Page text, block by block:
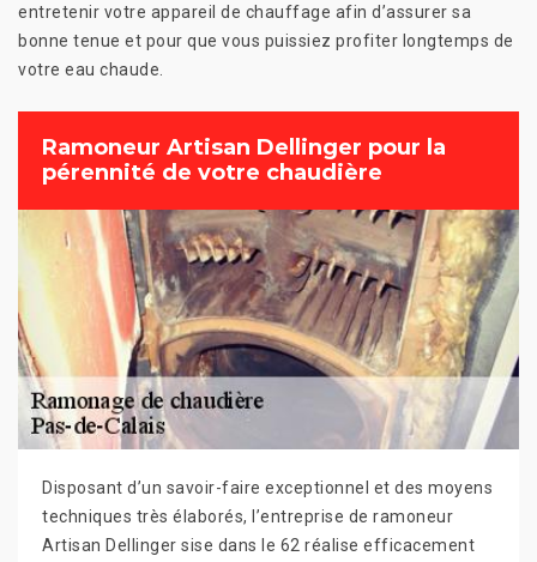
entretenir votre appareil de chauffage afin d’assurer sa
bonne tenue et pour que vous puissiez profiter longtemps de
votre eau chaude.
Ramoneur Artisan Dellinger pour la
pérennité de votre chaudière
Disposant d’un savoir-faire exceptionnel et des moyens
techniques très élaborés, l’entreprise de ramoneur
Artisan Dellinger sise dans le 62 réalise efficacement